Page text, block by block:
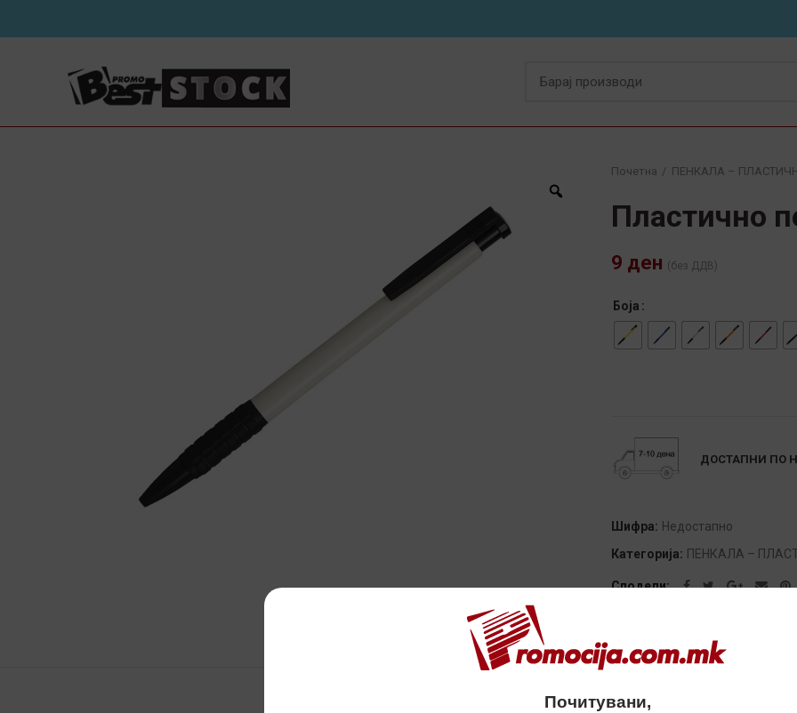
Почетна ПЕНКАЛА –
Пластично
9 ден (без ДДВ)
Боја
ДОСТАПНИ ПО
Шифра: Недостапно
Категорија: ПЕНКАЛА –
Сподели
Почитувани,